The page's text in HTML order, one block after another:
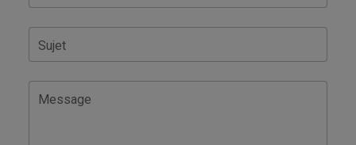
Sujet
Message